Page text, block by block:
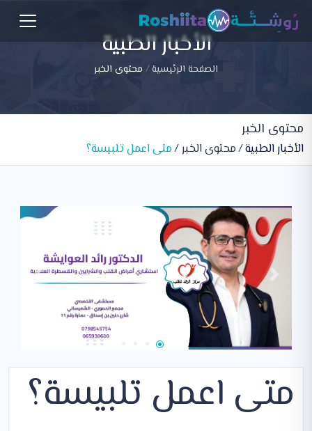
الأخبار الطبية
الصفحة الرئيسية محتوى الخبر
محتوى الخبر
الأخبار الطبية محتوى الخبر متى اعمل تلبيسة؟
Next
متى اعمل تلبيسة؟